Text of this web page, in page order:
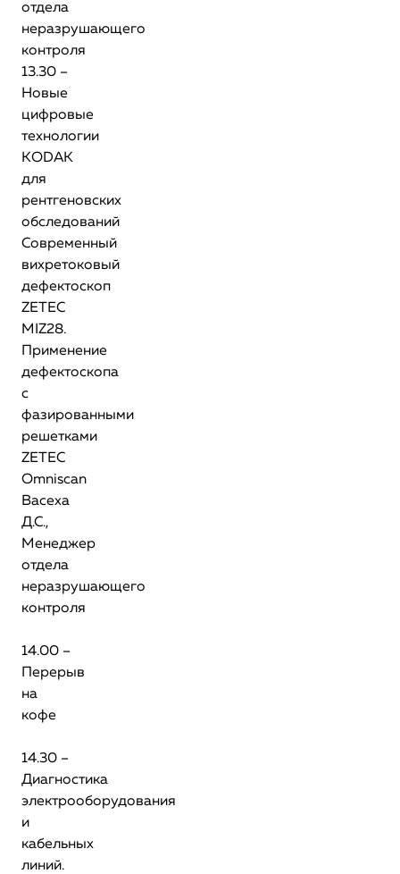
отдела
неразрушающего
контроля
13.30 –
Новые
цифровые
технологии
KODAK
для
рентгеновских
обследований
Современный
вихретоковый
дефектоскоп
ZETEC
MIZ28.
Применение
дефектоскопа
с
фазированными
решетками
ZETEC
Omniscan
Васеха
Д.С.,
Менеджер
отдела
неразрушающего
контроля
14.00 –
Перерыв
на
кофе
14.30 –
Диагностика
электрооборудования
и
кабельных
линий.